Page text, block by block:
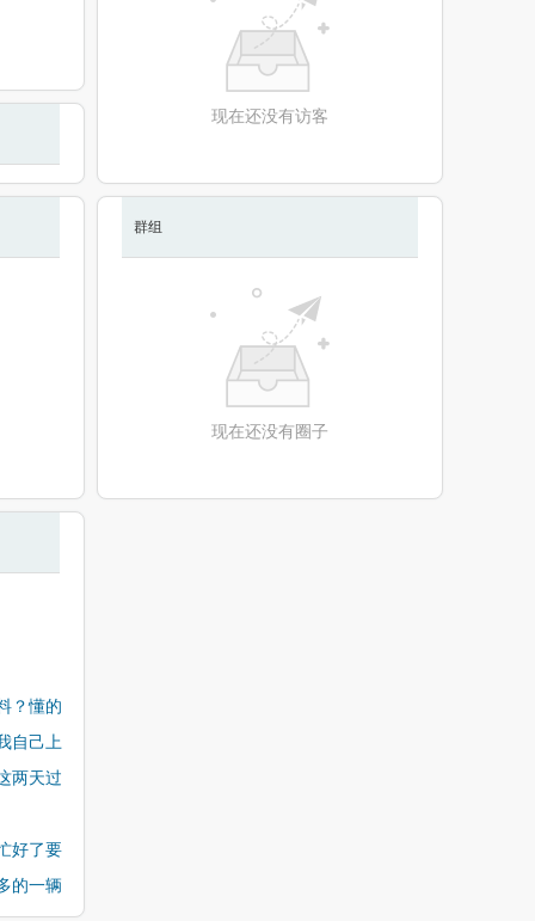
？懂的
自己上
两天过
好了要
的一辆
现在还没有访客
群组
现在还没有圈子